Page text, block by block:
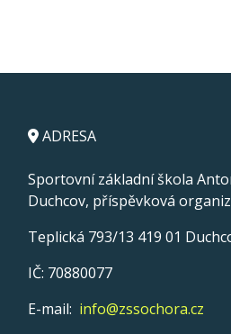
ADRESA
Sportovní základní škola
Duchcov, příspěvková
Teplická 793/13 419 01
IČ: 70880077
E-mail: info@zssochora.cz